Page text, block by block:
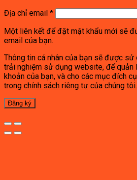
Địa chỉ email *
Một liên kết để đặt mật khẩu mới sẽ
email của bạn.
Thông tin cá nhân của bạn sẽ được
trải nghiệm sử dụng website, để quản
khoản của bạn, và cho các mục đích
trong chính sách riêng tư của chúng tôi.
Đăng ký